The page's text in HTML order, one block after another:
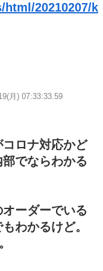
20210207/k
月) 07:33:33.59
ロナ対応かど
でならわかる
ーダーでいる
わかるけど。